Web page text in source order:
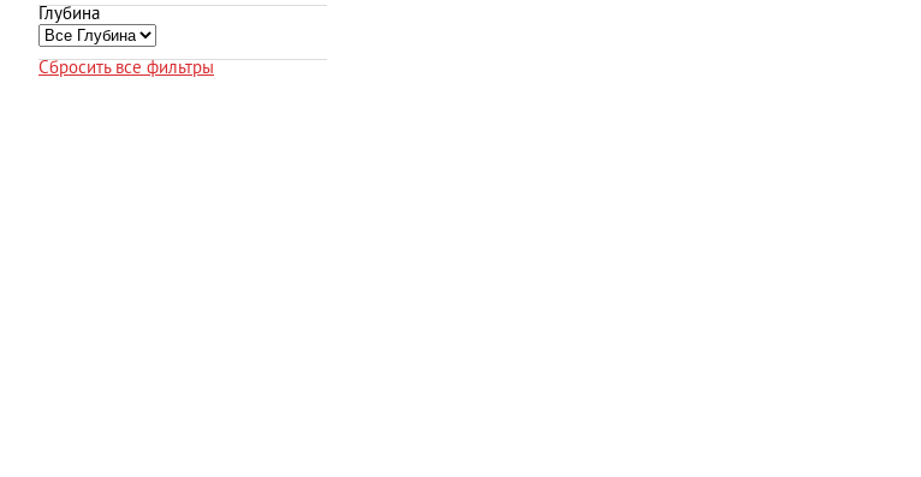
Глубина
Сбросить все фильтры